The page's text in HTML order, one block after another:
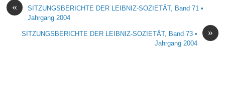
«
SITZUNGSBERICHTE DER LEIBNIZ-SOZIETÄT, Band 71 •
Jahrgang 2004
»
SITZUNGSBERICHTE DER LEIBNIZ-SOZIETÄT, Band 73 •
Jahrgang 2004